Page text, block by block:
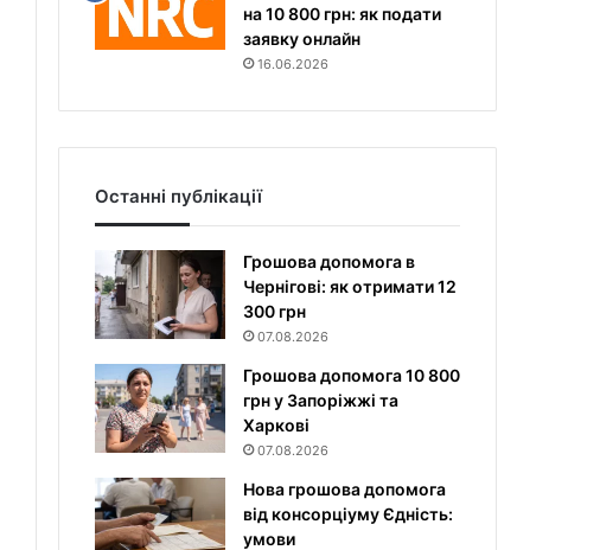
на 10 800 грн: як подати
заявку онлайн
16.06.2026
Останні публікації
Грошова допомога в
Чернігові: як отримати 12
300 грн
07.08.2026
Грошова допомога 10 800
грн у Запоріжжі та
Харкові
07.08.2026
Нова грошова допомога
від консорціуму Єдність:
умови